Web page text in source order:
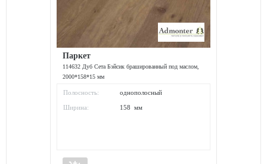
Паркет
114632 Дуб Сета Бэйсик брашированный под маслом,
2000*158*15 мм
Полосность: однополосный
Ширина: 158 мм